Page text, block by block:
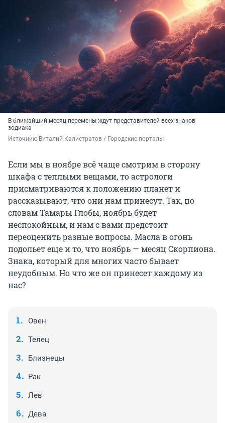
В ближайший месяц перемены ждут представителей всех знаков
зодиака
Источник: Виталий Калистратов / Городские порталы
Если мы в ноябре всё чаще смотрим в сторону
шкафа с теплыми вещами, то астрологи
присматриваются к положению планет и
рассказывают, что они нам принесут. Так, по
словам Тамары Глобы, ноябрь будет
неспокойным, и нам с вами предстоит
переоценить разные вопросы. Масла в огонь
подольет еще и то, что ноябрь — месяц Скорпиона.
Знака, который для многих часто бывает
неудобным. Но что же он принесет каждому из
нас?
Овен
Телец
Близнецы
Рак
Лев
Дева